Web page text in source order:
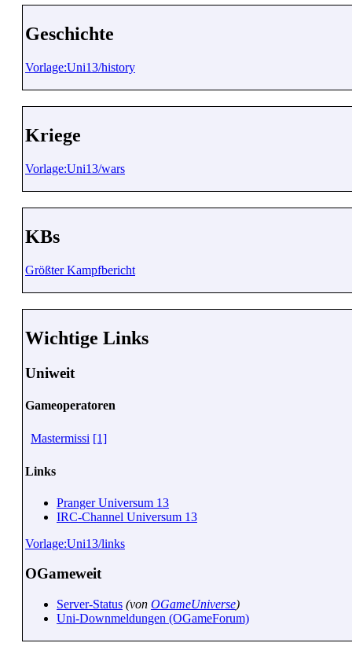
Geschichte
Vorlage:Uni13/history
Kriege
Vorlage:Uni13/wars
KBs
Größter Kampfbericht
Wichtige Links
Uniweit
Gameoperatoren
Mastermissi [1]
Links
Pranger Universum 13
IRC-Channel Universum 13
Vorlage:Uni13/links
OGameweit
Server-Status (von OGameUniverse)
Uni-Downmeldungen (OGameForum)